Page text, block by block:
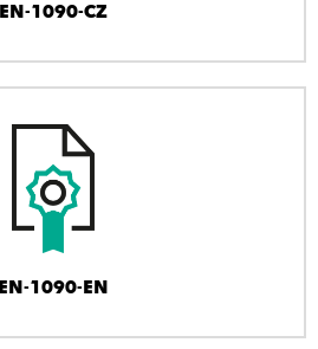
EN-1090-CZ
EN-1090-EN